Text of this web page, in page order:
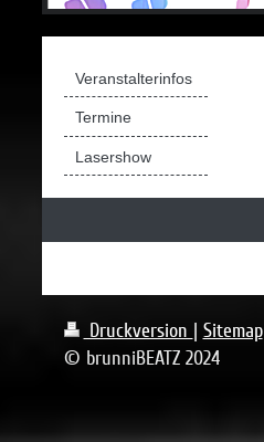
Veranstalterinfos
Termine
Lasershow
Druckversion | Sitemap
© brunniBEATZ 2024